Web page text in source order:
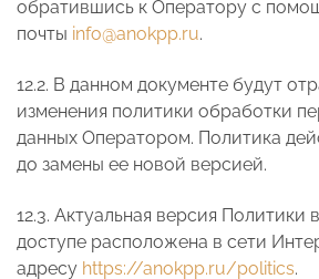
обратившись к Оператору с
почты info@anokpp.ru.
12.2. В данном документе будут
изменения политики обработки
данных Оператором. Политика
до замены ее новой версией.
12.3. Актуальная версия Политики
доступе расположена в сети
адресу https://anokpp.ru/politics.